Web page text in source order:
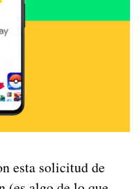
esta solicitud de